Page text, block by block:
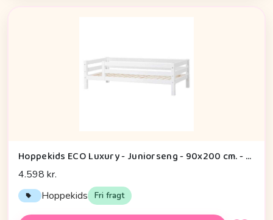
Hoppekids ECO Luxury - Juniorseng - 90x200 cm. - 3/4 Sengehest - Fleksibel Indlægsbund - Hvid
4.598 kr.
Hoppekids Fri fragt